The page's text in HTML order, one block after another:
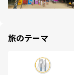
旅のテーマ